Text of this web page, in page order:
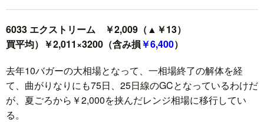
6033 エクストリーム ￥2,009（▲￥13）
買平均）￥2,011×3200（含み損￥6,400）
去年10バガーの大相場となって、一相場終了の解体を経
て、曲がりなりにも75日、25日線のGCとなっているわけだ
が、夏ごろから￥2,000を挟んだレンジ相場に移行してい
る。